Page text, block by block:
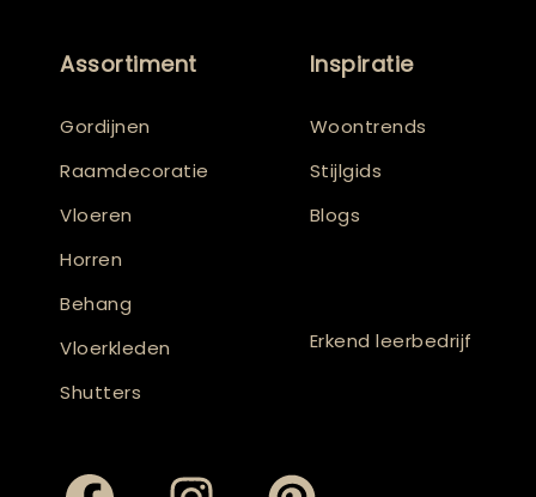
Assortiment
Gordijnen
Raamdecoratie
Vloeren
Horren
Behang
Vloerkleden
Shutters
Inspiratie
Woontrends
Stijlgids
Blogs
Erkend leerbedrijf